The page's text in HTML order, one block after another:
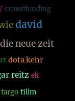
crowdfunding
david
die neue zeit
dota kehr
reitz ek
fargo fillm